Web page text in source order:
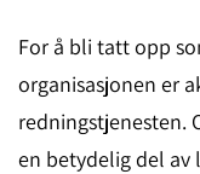
For å bli tatt opp
organisasjonen er
redningstjenesten.
en betydelig del av